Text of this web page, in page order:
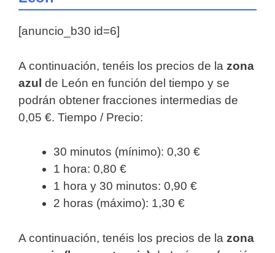
[anuncio_b30 id=6]
A continuación, tenéis los precios de la zona
azul de León en función del tiempo y se
podrán obtener fracciones intermedias de
0,05 €. Tiempo / Precio:
30 minutos (mínimo): 0,30 €
1 hora: 0,80 €
1 hora y 30 minutos: 0,90 €
2 horas (máximo): 1,30 €
A continuación, tenéis los precios de la zona